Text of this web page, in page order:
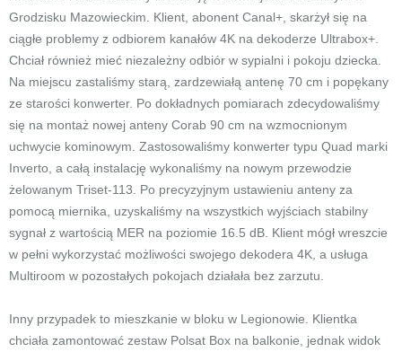
Grodzisku Mazowieckim. Klient, abonent Canal+, skarżył się na
ciągłe problemy z odbiorem kanałów 4K na dekoderze Ultrabox+.
Chciał również mieć niezależny odbiór w sypialni i pokoju dziecka.
Na miejscu zastaliśmy starą, zardzewiałą antenę 70 cm i popękany
ze starości konwerter. Po dokładnych pomiarach zdecydowaliśmy
się na montaż nowej anteny Corab 90 cm na wzmocnionym
uchwycie kominowym. Zastosowaliśmy konwerter typu Quad marki
Inverto, a całą instalację wykonaliśmy na nowym przewodzie
żelowanym Triset-113. Po precyzyjnym ustawieniu anteny za
pomocą miernika, uzyskaliśmy na wszystkich wyjściach stabilny
sygnał z wartością MER na poziomie 16.5 dB. Klient mógł wreszcie
w pełni wykorzystać możliwości swojego dekodera 4K, a usługa
Multiroom w pozostałych pokojach działała bez zarzutu.
Inny przypadek to mieszkanie w bloku w Legionowie. Klientka
chciała zamontować zestaw Polsat Box na balkonie, jednak widok